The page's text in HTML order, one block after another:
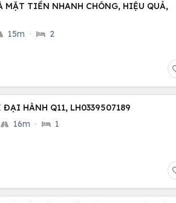
MẶT TIỀN NHANH CHÓNG, HIỆU QUẢ,
15m · 2
CHO THUÊ NHÀ MẶT TIỀN LÊ ĐẠI HÀNH Q11, LH0339507189
16m · 1